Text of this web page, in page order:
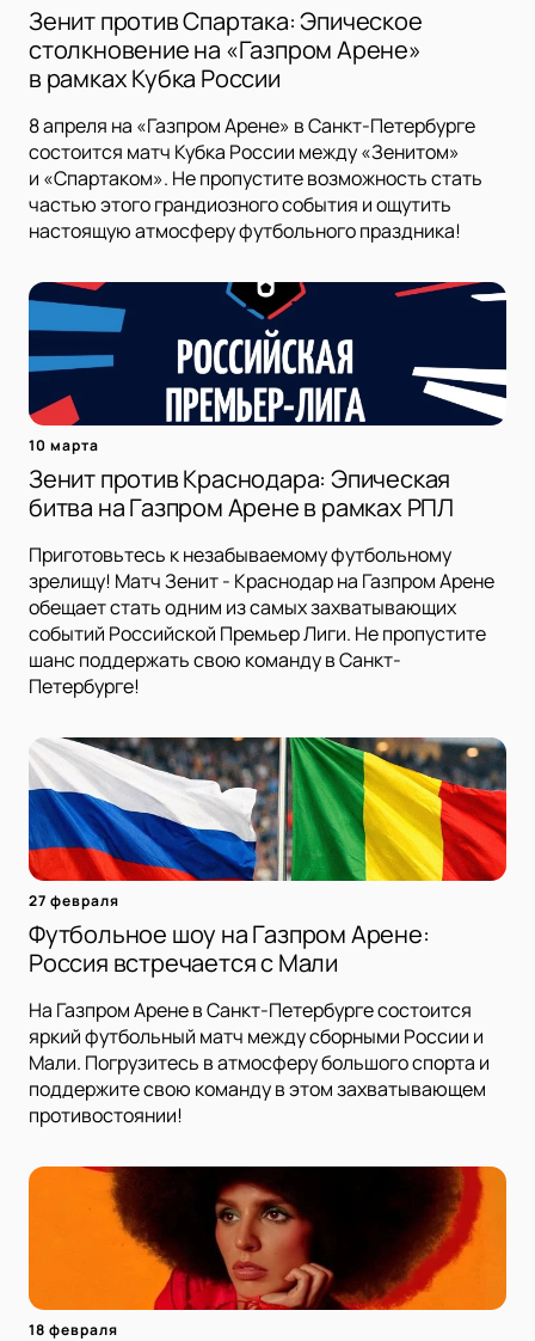
Зенит против Спартака: Эпическое
столкновение на «Газпром Арене»
в рамках Кубка России
8 апреля на «Газпром Арене» в Санкт-Петербурге
состоится матч Кубка России между «Зенитом»
и «Спартаком». Не пропустите возможность стать
частью этого грандиозного события и ощутить
настоящую атмосферу футбольного праздника!
10 марта
Зенит против Краснодара: Эпическая
битва на Газпром Арене в рамках РПЛ
Приготовьтесь к незабываемому футбольному
зрелищу! Матч Зенит - Краснодар на Газпром Арене
обещает стать одним из самых захватывающих
событий Российской Премьер Лиги. Не пропустите
шанс поддержать свою команду в Санкт-
Петербурге!
27 февраля
Футбольное шоу на Газпром Арене:
Россия встречается с Мали
На Газпром Арене в Санкт-Петербурге состоится
яркий футбольный матч между сборными России и
Мали. Погрузитесь в атмосферу большого спорта и
поддержите свою команду в этом захватывающем
противостоянии!
18 февраля